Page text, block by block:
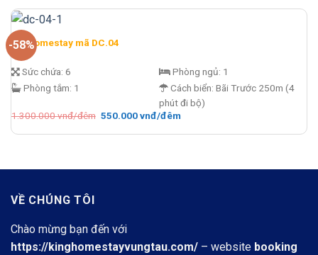
đêm.
1.800.000 vnđ/
-58%
DC Homestay mã DC.04
Sức chứa: 6
Phòng tắm: 1
Phòng ngủ: 1
Cách biển: Bãi Trước 250m (4
phút đi bộ)
1.300.000vnđ/đêm Giá
là:
550.000vnđ/đêmGiá
tại
VỀ CHÚNG TÔI
Chào mừng bạn đến với
https://kinghomestayvungtau.com/ – website booking